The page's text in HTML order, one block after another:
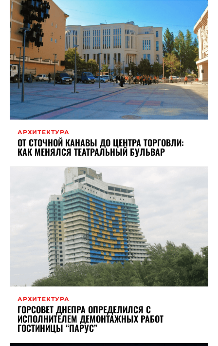
АРХИТЕКТУРА
ОТ СТОЧНОЙ КАНАВЫ ДО ЦЕНТРА ТОРГОВЛИ:
КАК МЕНЯЛСЯ ТЕАТРАЛЬНЫЙ БУЛЬВАР
АРХИТЕКТУРА
ГОРСОВЕТ ДНЕПРА ОПРЕДЕЛИЛСЯ С
ИСПОЛНИТЕЛЕМ ДЕМОНТАЖНЫХ РАБОТ
ГОСТИНИЦЫ “ПАРУС”